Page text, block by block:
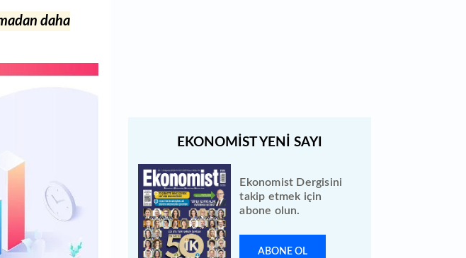
daha
Ekonomist Dergisini
takip etmek için
abone olun.
ABONE OL